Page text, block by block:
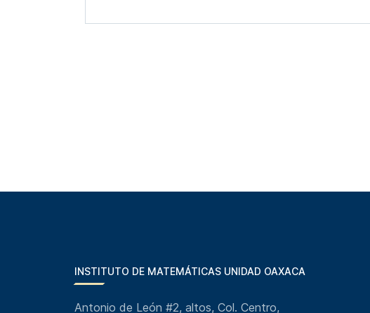
INSTITUTO DE MATEMÁTICAS UNIDAD OAXACA
Antonio de León #2, altos, Col. Centro,